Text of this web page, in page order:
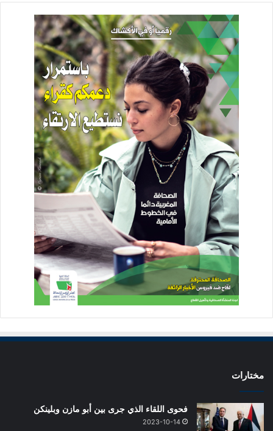
مختارات
فحوى اللقاء الذي جرى بين أبو مازن وبلينكن
2023-10-14